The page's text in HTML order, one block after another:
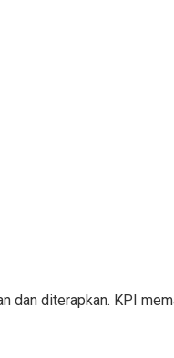
dan diterapkan. KPI